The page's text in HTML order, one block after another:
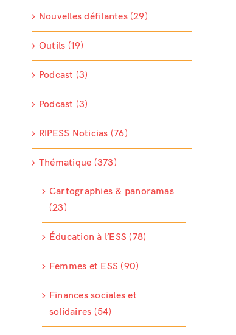
Nouvelles défilantes (29)
Outils (19)
Podcast (3)
Podcast (3)
RIPESS Noticias (76)
Thématique (373)
Cartographies & panoramas
(23)
Éducation à l’ESS (78)
Femmes et ESS (90)
Finances sociales et
solidaires (54)